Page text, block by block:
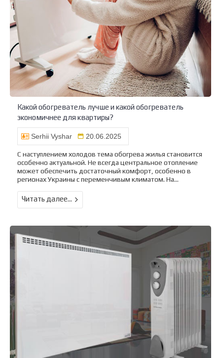
Какой обогреватель лучше и какой обогреватель
экономичнее для квартиры?
Serhii Vyshar 20.06.2025
С наступлением холодов тема обогрева жилья становится
особенно актуальной. Не всегда центральное отопление
может обеспечить достаточный комфорт, особенно в
регионах Украины с переменчивым климатом. На...
Читать далее...